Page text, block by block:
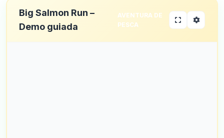
Big Salmon Run –
Demo guiada
AVENTURA DE
PESCA